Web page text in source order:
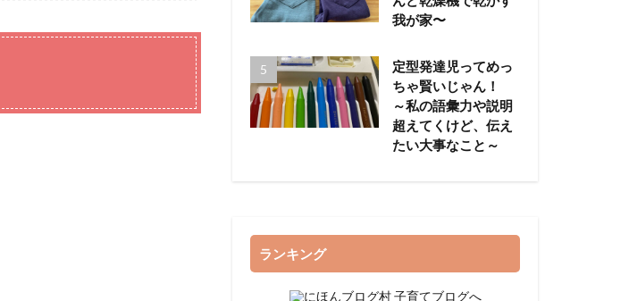
我が家〜
定型発達児ってめっ
ちゃ賢いじゃん！
～私の語彙力や説明
超えてくけど、伝え
たい大事なこと～
ランキング